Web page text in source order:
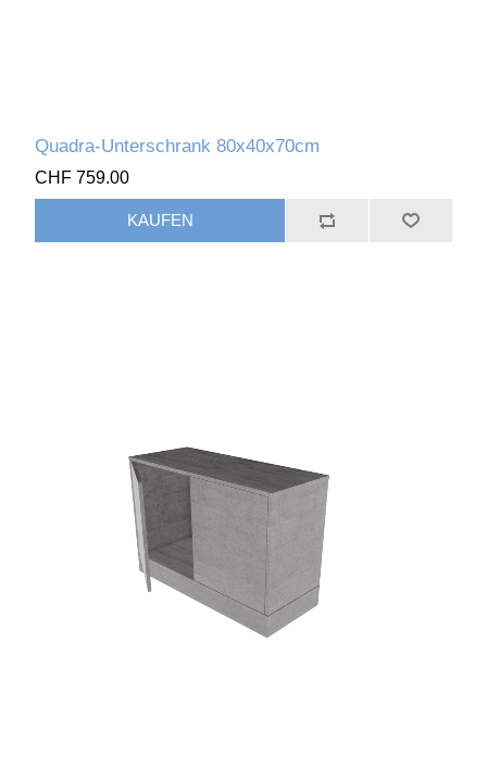
Quadra-Unterschrank 80x40x70cm
CHF 759.00